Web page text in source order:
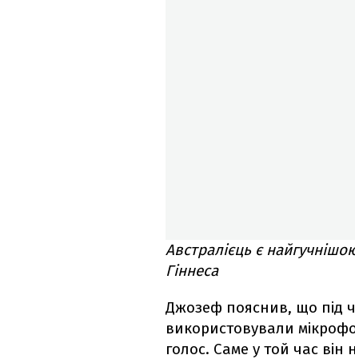
Австралієць є
Гіннеса
Джозеф пояснив, що під
використовували
голос. Саме у той час